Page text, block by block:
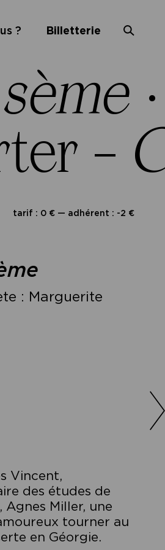
? Billetterie
–
tarif : 0 € — adhérent : -2 €
: Marguerite
Vincent,
des études de
Miller, une
tourner au
en Géorgie.